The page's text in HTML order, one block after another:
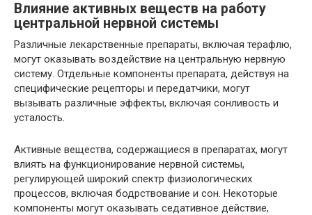
Влияние активных веществ на работу
центральной нервной системы
Различные лекарственные препараты, включая терафлю,
могут оказывать воздействие на центральную нервную
систему. Отдельные компоненты препарата, действуя на
специфические рецепторы и передатчики, могут
вызывать различные эффекты, включая сонливость и
усталость.
Активные вещества, содержащиеся в препаратах, могут
влиять на функционирование нервной системы,
регулирующей широкий спектр физиологических
процессов, включая бодрствование и сон. Некоторые
компоненты могут оказывать седативное действие,